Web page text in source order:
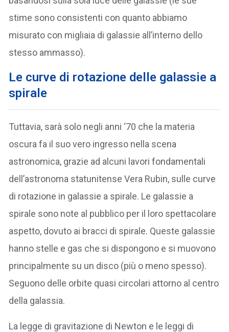
stime sono consistenti con quanto abbiamo
misurato con migliaia di galassie all’interno dello
stesso ammasso).
Le curve di rotazione delle galassie a
spirale
Tuttavia, sarà solo negli anni ‘70 che la materia
oscura fa il suo vero ingresso nella scena
astronomica, grazie ad alcuni lavori fondamentali
dell’astronoma statunitense Vera Rubin, sulle curve
di rotazione in galassie a spirale. Le galassie a
spirale sono note al pubblico per il loro spettacolare
aspetto, dovuto ai bracci di spirale. Queste galassie
hanno stelle e gas che si dispongono e si muovono
principalmente su un disco (più o meno spesso).
Seguono delle orbite quasi circolari attorno al centro
della galassia.
La legge di gravitazione di Newton e le leggi di